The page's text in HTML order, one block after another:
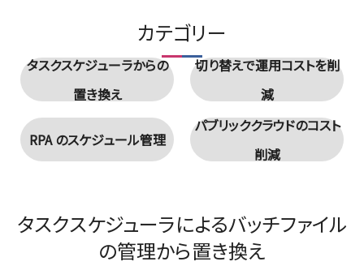
カテゴリー
タスクスケジューラからの
置き換え
切り替えで運用コストを削
減
RPA のスケジュール管理
パブリッククラウドのコスト
削減
タスクスケジューラによるバッチファイル
の管理から置き換え